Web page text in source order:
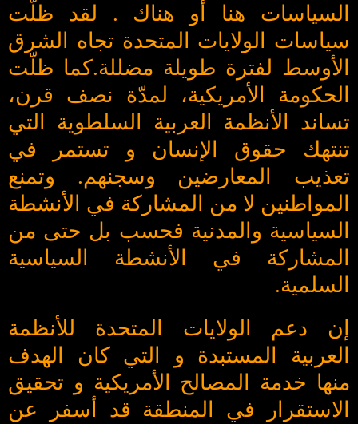
السياسات هنا أو هناك . لقد ظلّت
سياسات الولايات المتحدة تجاه الشرق
الأوسط لفترة طويلة مضللة.كما ظلّت
الحكومة الأمريكية، لمدّة نصف قرن،
تساند الأنظمة العربية السلطوية التي
تنتهك حقوق الإنسان و تستمر في
تعذيب المعارضين وسجنهم. وتمنع
المواطنين لا من المشاركة في الأنشطة
السياسية والمدنية فحسب بل حتى من
المشاركة في الأنشطة السياسية
السلمية.
إن دعم الولايات المتحدة للأنظمة
العربية المستبدة و التي كان الهدف
منها خدمة المصالح الأمريكية و تحقيق
الاستقرار في المنطقة قد أسفر عن